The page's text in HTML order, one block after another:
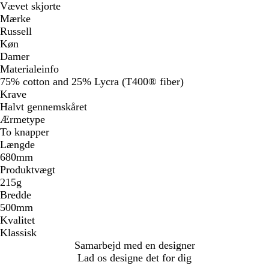
Vævet skjorte
Mærke
Russell
Køn
Damer
Materialeinfo
75% cotton and 25% Lycra (T400® fiber)
Krave
Halvt gennemskåret
Ærmetype
To knapper
Længde
680mm
Produktvægt
215g
Bredde
500mm
Kvalitet
Klassisk
Samarbejd med en designer
Lad os designe det for dig